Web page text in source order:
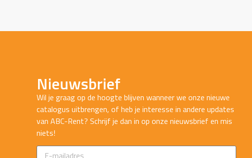
Nieuwsbrief
Wil je graag op de hoogte blijven wanneer we onze nieuwe
catalogus uitbrengen, of heb je interesse in andere updates
van ABC-Rent? Schrijf je dan in op onze nieuwsbrief en mis
niets!